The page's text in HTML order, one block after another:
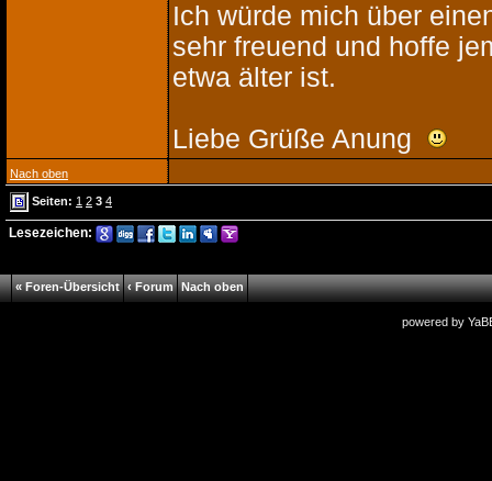
Ich würde mich über
sehr freuend und hoffe
etwa älter ist.
Liebe Grüße Anung
Nach oben
Seiten: 1 2 3 4
Lesezeichen:
« Foren-Übersicht ‹ Forum Nach oben
powered by